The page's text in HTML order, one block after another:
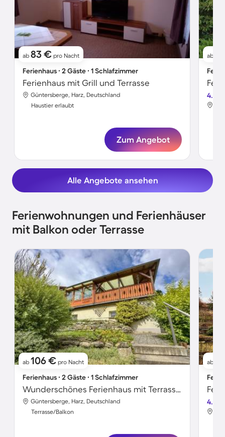
ab 83 € pro Nacht
Ferienhaus ∙ 2 Gäste ∙ 1 Schlafzimmer
Ferienhaus mit Grill und Terrasse
Güntersberge, Harz, Deutschland
Haustier erlaubt
Zum Angebot
ab
4.2
Alle Angebote ansehen
Ferienwohnungen und Ferienhäuser
mit Balkon oder Terrasse
ab 106 € pro Nacht
Ferienhaus ∙ 2 Gäste ∙ 1 Schlafzimmer
Wunderschönes Ferienhaus mit Terrasse, Grill und Garten
Güntersberge, Harz, Deutschland
Terrasse/Balkon
ab
4.2